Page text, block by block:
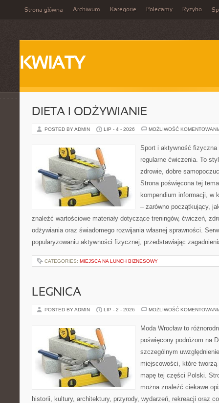
Strona główna Archiwum Kategorie Polecamy Ryzyko
KWIATY
DIETA I ODŻYWIANIE
POSTED BY ADMIN LIP - 4 - 2026 MOŻLIWOŚĆ
Sport i aktywność
regularne ćwiczenia. To
zdrowie, dobre
Strona poświęcona tej
kompendium informacji, w
– zarówno początkujący,
znaleźć wartościowe materiały dotyczące treningów, ćwiczeń,
odżywiania oraz świadomego rozwijania własnej sprawności.
popularyzowaniu aktywności fizycznej, przedstawiając
CATEGORIES: MIEJSCA NA LUNCH BIZNESOWY
LEGNICA
POSTED BY ADMIN LIP - 2 - 2026 MOŻLIWOŚĆ
Moda Wrocław to
poświęcony podróżom na
szczególnym
miejscowości, które
mapę tej części Polski.
można znaleźć ciekawe
historii, kultury, architektury, przyrody, wydarzeń, rekreacji oraz